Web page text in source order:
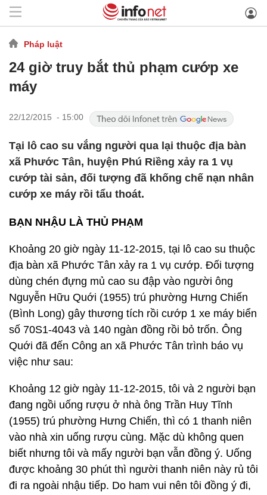
Pháp luật
24 giờ truy bắt thủ phạm cướp xe
máy
22/12/2015 - 15:00
Tại lô cao su vắng người qua lại thuộc địa bàn
xã Phước Tân, huyện Phú Riềng xảy ra 1 vụ
cướp tài sản, đối tượng đã khống chế nạn nhân
cướp xe máy rồi tẩu thoát.
BẠN NHẬU LÀ THỦ PHẠM
Khoảng 20 giờ ngày 11-12-2015, tại lô cao su thuộc
địa bàn xã Phước Tân xảy ra 1 vụ cướp. Đối tượng
dùng chén đựng mủ cao su đập vào người ông
Nguyễn Hữu Quới (1955) trú phường Hưng Chiến
(Bình Long) gây thương tích rồi cướp 1 xe máy biển
số 70S1-4043 và 140 ngàn đồng rồi bỏ trốn. Ông
Quới đã đến Công an xã Phước Tân trình báo vụ
việc như sau:
Khoảng 12 giờ ngày 11-12-2015, tôi và 2 người bạn
đang ngồi uống rượu ở nhà ông Trần Huy Tĩnh
(1955) trú phường Hưng Chiến, thì có 1 thanh niên
vào nhà xin uống rượu cùng. Mặc dù không quen
biết nhưng tôi và mấy người bạn vẫn đồng ý. Uống
được khoảng 30 phút thì người thanh niên này rủ tôi
đi ra ngoài nhậu tiếp. Do ham vui nên tôi đồng ý đi,